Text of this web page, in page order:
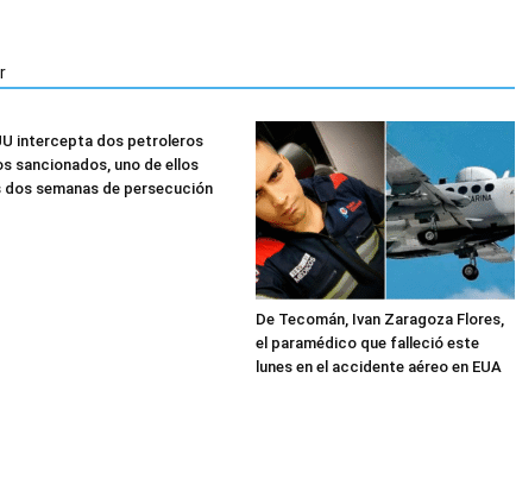
intercepta dos petroleros
sancionados, uno de ellos
dos semanas de persecución
De Tecomán, Ivan Zaragoza Flores,
el paramédico que falleció este
lunes en el accidente aéreo en EUA